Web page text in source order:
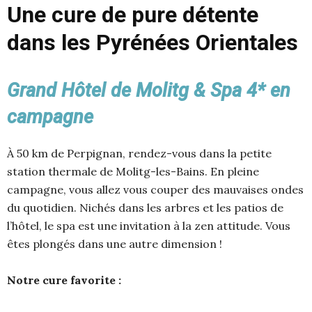
Une cure de pure détente
dans les Pyrénées Orientales
Grand Hôtel de Molitg & Spa 4* en
campagne
À 50 km de Perpignan, rendez-vous dans la petite
station thermale de Molitg-les-Bains. En pleine
campagne, vous allez vous couper des mauvaises ondes
du quotidien. Nichés dans les arbres et les patios de
l’hôtel, le spa est une invitation à la zen attitude. Vous
êtes plongés dans une autre dimension !
Notre cure favorite :